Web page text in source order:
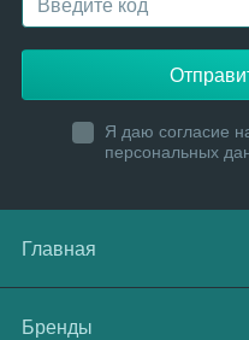
Я даю согласие
персональных
Главная
Бренды